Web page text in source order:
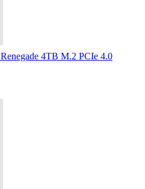
4TB M.2 PCIe 4.0